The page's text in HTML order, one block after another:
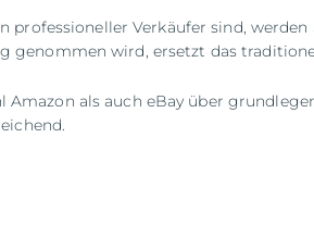
professioneller Verkäufer sind,
genommen wird, ersetzt das
Amazon als auch eBay über